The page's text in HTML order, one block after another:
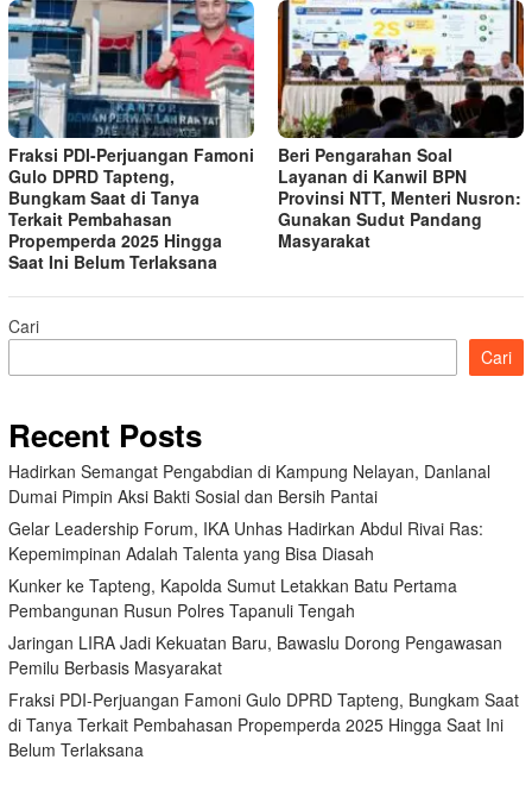
Fraksi PDI-Perjuangan Famoni
Gulo DPRD Tapteng,
Bungkam Saat di Tanya
Terkait Pembahasan
Propemperda 2025 Hingga
Saat Ini Belum Terlaksana
Beri Pengarahan Soal
Layanan di Kanwil BPN
Provinsi NTT, Menteri Nusron:
Gunakan Sudut Pandang
Masyarakat
Cari
Cari
Recent Posts
Hadirkan Semangat Pengabdian di Kampung Nelayan, Danlanal
Dumai Pimpin Aksi Bakti Sosial dan Bersih Pantai
Gelar Leadership Forum, IKA Unhas Hadirkan Abdul Rivai Ras:
Kepemimpinan Adalah Talenta yang Bisa Diasah
Kunker ke Tapteng, Kapolda Sumut Letakkan Batu Pertama
Pembangunan Rusun Polres Tapanuli Tengah
Jaringan LIRA Jadi Kekuatan Baru, Bawaslu Dorong Pengawasan
Pemilu Berbasis Masyarakat
Fraksi PDI-Perjuangan Famoni Gulo DPRD Tapteng, Bungkam Saat
di Tanya Terkait Pembahasan Propemperda 2025 Hingga Saat Ini
Belum Terlaksana